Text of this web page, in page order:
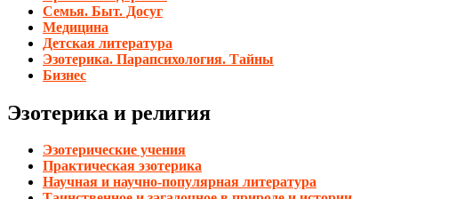
Семья. Быт. Досуг
Медицина
Детская литература
Эзотерика. Парапсихология. Тайны
Бизнес
Эзотерика и религия
Эзотерические учения
Практическая эзотерика
Научная и научно-популярная литература